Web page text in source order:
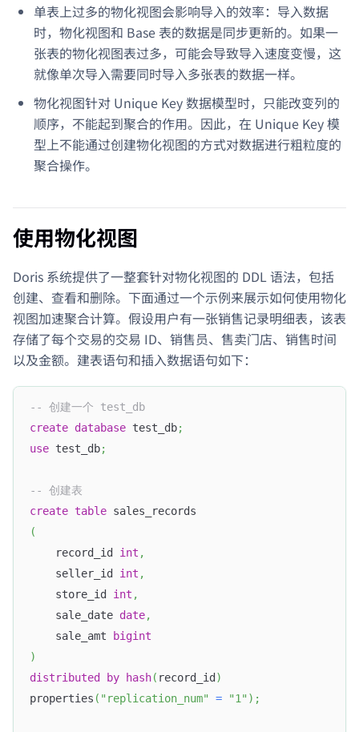
单表上过多的物化视图会影响导入的效率：导入数据
时，物化视图和 Base 表的数据是同步更新的。如果一
张表的物化视图表过多，可能会导致导入速度变慢，这
就像单次导入需要同时导入多张表的数据一样。
物化视图针对 Unique Key 数据模型时，只能改变列的
顺序，不能起到聚合的作用。因此，在 Unique Key 模
型上不能通过创建物化视图的方式对数据进行粗粒度的
聚合操作。
使用物化视图
Doris 系统提供了一整套针对物化视图的 DDL 语法，包括
创建、查看和删除。下面通过一个示例来展示如何使用物化
视图加速聚合计算。假设用户有一张销售记录明细表，该表
存储了每个交易的交易 ID、销售员、售卖门店、销售时间
以及金额。建表语句和插入数据语句如下：
-- 创建一个 test_db
create database test_db;
use test_db;
-- 创建表
create table sales_records
(
    record_id
int ,
    seller_id
int ,
    store_id
int ,
    sale_date
date,
    sale_amt
bigint
)
distributed by hash( record_id)
properties ( "replication_num" = "1" ) ;